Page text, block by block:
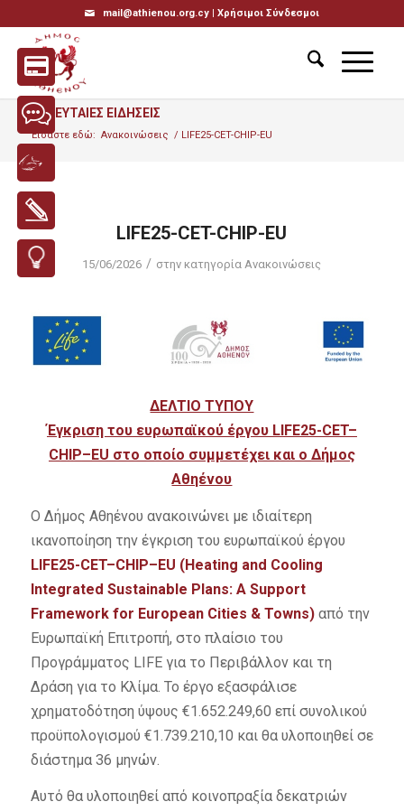
mail@athienou.org.cy | Χρήσιμοι Σύνδεσμοι
ΤΕΛΕΥΤΑΙΕΣ ΕΙΔΗΣΕΙΣ
Είσαστε εδώ: Ανακοινώσεις / LIFE25-CET-CHIP-EU
LIFE25-CET-CHIP-EU
15/06/2026 / στην κατηγορίαΑνακοινώσεις
ΔΕΛΤΙΟ ΤΥΠΟΥ
Έγκριση του ευρωπαϊκού έργου LIFE25-CET–
CHIP–EU στο οποίο συμμετέχει και ο Δήμος
Αθηένου
Ο Δήμος Αθηένου ανακοινώνει με ιδιαίτερη
ικανοποίηση την έγκριση του ευρωπαϊκού έργου
LIFE25-CET–CHIP–EU (Heating and Cooling
Integrated Sustainable Plans: A Support
Framework for European Cities & Towns)από την
Ευρωπαϊκή Επιτροπή, στο πλαίσιο του
Προγράμματος LIFE για το Περιβάλλον και τη
Δράση για το Κλίμα. Το έργο εξασφάλισε
χρηματοδότηση ύψους €1.652.249,60 επί συνολικού
προϋπολογισμού €1.739.210,10 και θα υλοποιηθεί σε
διάστημα 36 μηνών.
Αυτό θα υλοποιηθεί από κοινοπραξία δεκατριών